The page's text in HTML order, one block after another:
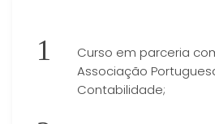
Curso em parceria
Associação
Contabilidade;